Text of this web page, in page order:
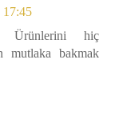
17:45
Ürünlerini hiç
mutlaka bakmak